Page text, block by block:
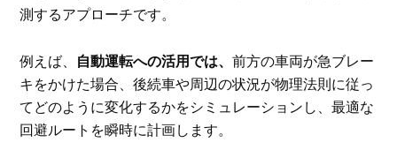
測するアプローチです。
例えば、 自動運転への活用では、前方の車両が急ブレー
キをかけた場合、後続車や周辺の状況が物理法則に従っ
てどのように変化するかをシミュレーションし、最適な
回避ルートを瞬時に計画します。